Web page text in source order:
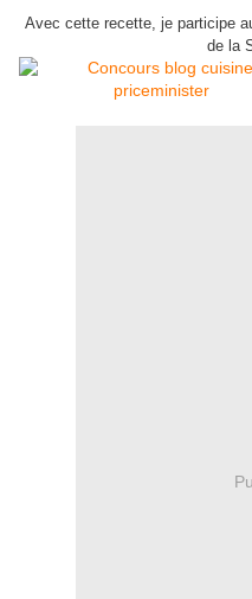
Avec cette recette, je participe
de la